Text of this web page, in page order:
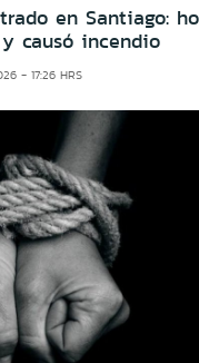
en Santiago:
causó incendio
- 17:26 HRS